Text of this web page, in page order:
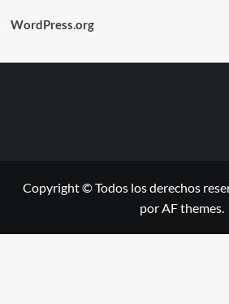
WordPress.org
Copyright © Todos los derechos
por AF themes.